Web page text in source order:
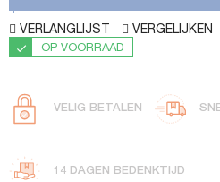
VERLANGLIJST VERGELIJKEN
OP VOORRAAD
VELIG BETALEN
14 DAGEN BEDENKTIJD